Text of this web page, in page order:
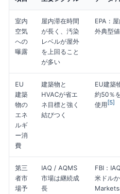
室内
空気
への
曝露
屋内滞在時間
が長く、汚染
レベルが屋外
を上回ること
が多い
EPA：
外典型
EU
建築
物の
エネ
ルギ
ー消
費
建築物と
HVACが省エ
ネ目標と強く
結びつく
EU建築
約50％
使用 [5]
第三
者市
場予
IAQ / AQMS
市場は継続成
長
FBI：
米ドル